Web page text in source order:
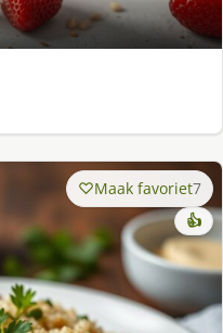
Maak favoriet7
👍